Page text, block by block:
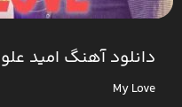
دانلود آهنگ امید
My Love